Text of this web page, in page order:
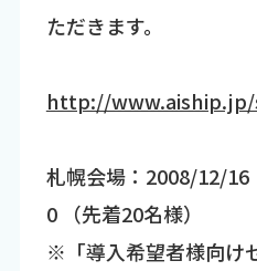
ただきます。
http://
札幌会場：2008/12/16
0 （先着20名様）
※「導入希望者様向け